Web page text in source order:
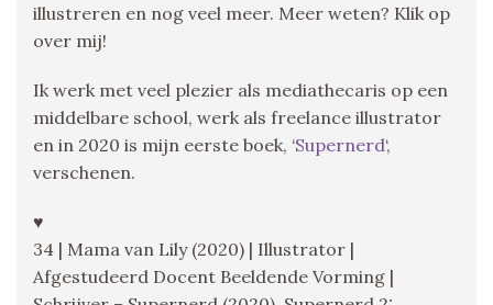
illustreren en nog veel meer. Meer weten? Klik op
over mij!
Ik werk met veel plezier als mediathecaris op een
middelbare school, werk als freelance illustrator
en in 2020 is mijn eerste boek, ‘Supernerd‘,
verschenen.
♥
34 | Mama van Lily (2020) | Illustrator |
Afgestudeerd Docent Beeldende Vorming |